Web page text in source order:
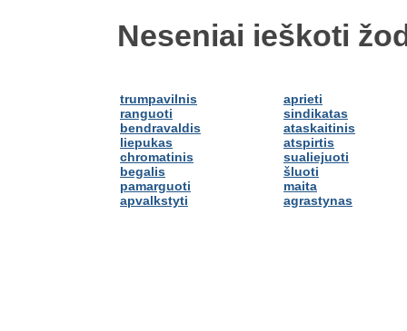
Neseniai ieškoti
trumpavilnis
ranguoti
bendravaldis
liepukas
chromatinis
begalis
pamarguoti
apvalkstyti
aprieti
sindikatas
ataskaitinis
atspirtis
sualiejuoti
šluoti
maita
agrastynas